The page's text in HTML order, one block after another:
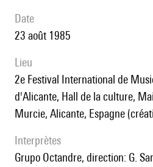
date
23 août 1985
lieu
2e Festival International de Musique Contemporaine
d'Alicante, Hall de la culture,
Murcie, Alicante, Espagne
interprètes
Grupo Octandre, direction: G. Sarti (premier mouvement).